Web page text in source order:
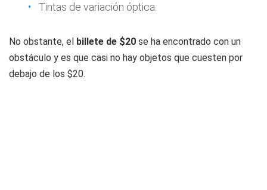
Tintas de variación óptica.
No obstante, el billete de $20 se ha encontrado con un
obstáculo y es que casi no hay objetos que cuesten por
debajo de los $20.